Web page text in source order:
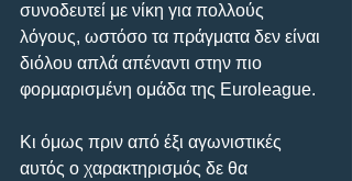
συνοδευτεί με νίκη για πολλούς
λόγους, ωστόσο τα πράγματα δεν είναι
διόλου απλά απέναντι στην πιο
φορμαρισμένη ομάδα της Euroleague.
Κι όμως πριν από έξι αγωνιστικές
αυτός ο χαρακτηρισμός δε θα